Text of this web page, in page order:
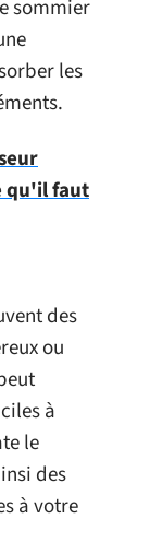
sommier
les
qu'il faut
des
ou
à
le
des
à votre